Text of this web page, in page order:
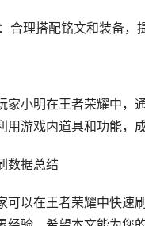
合理搭配铭文和装备，
家小明在王者荣耀中，
用游戏内道具和功能，
数据总结
可以在王者荣耀中快速